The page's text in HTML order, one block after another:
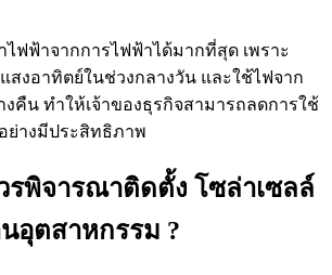
ไฟฟ้าจากการไฟฟ้าได้มากที่สุด เพราะ
สงอาทิตย์ในช่วงกลางวัน และใช้ไฟจาก
งคืน ทำให้เจ้าของธุรกิจสามารถลดการใช้
ย่างมีประสิทธิภาพ
รพิจารณาติดตั้ง โซล่าเซลล์
อุตสาหกรรม ?